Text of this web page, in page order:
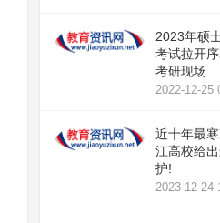
2023年硕
考试拉开
考研现场
2022-12-25
近十年最
江高校给
护!
2023-12-24